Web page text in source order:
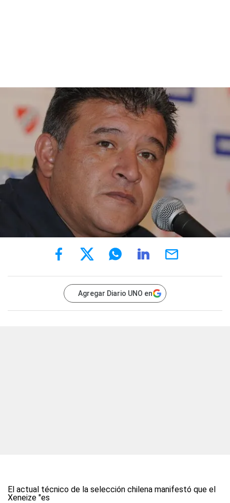
Agregar Diario UNO en
El actual técnico de la selección chilena manifestó que el
Xeneize "es